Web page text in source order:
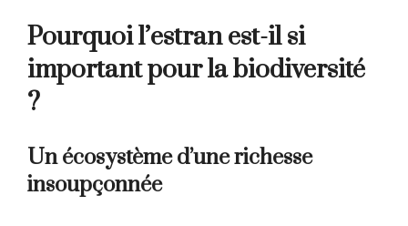
Pourquoi l’estran est-il si
important pour la biodiversité
?
Un écosystème d’une richesse
insoupçonnée